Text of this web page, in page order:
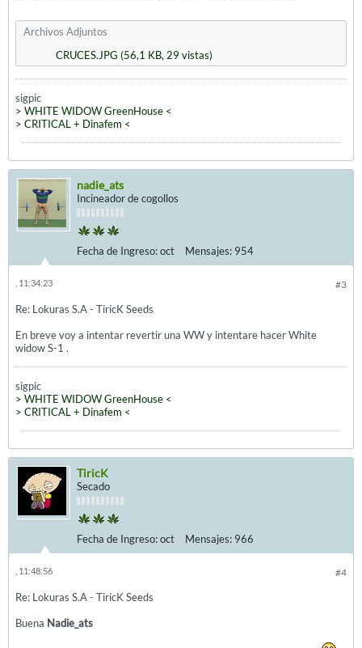
Archivos Adjuntos
CRUCES.JPG (56,1 KB, 29 vistas)
sigpic
> WHITE WIDOW GreenHouse <
> CRITICAL + Dinafem <
nadie_ats
Incineador de cogollos
Fecha de Ingreso:oct Mensajes: 954
#3
, 11:34:23
Re: Lokuras S.A - TiricK Seeds
En breve voy a intentar revertir una WW y intentare hacer White
widow S-1 .
sigpic
> WHITE WIDOW GreenHouse <
> CRITICAL + Dinafem <
TiricK
Secado
Fecha de Ingreso:oct Mensajes: 966
#4
, 11:48:56
Re: Lokuras S.A - TiricK Seeds
Buena Nadie_ats